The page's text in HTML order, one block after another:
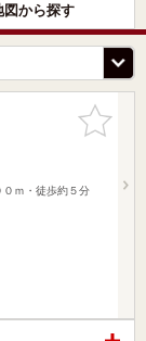
図から探す
お気に入
りに追加
ｍ・徒歩約５分